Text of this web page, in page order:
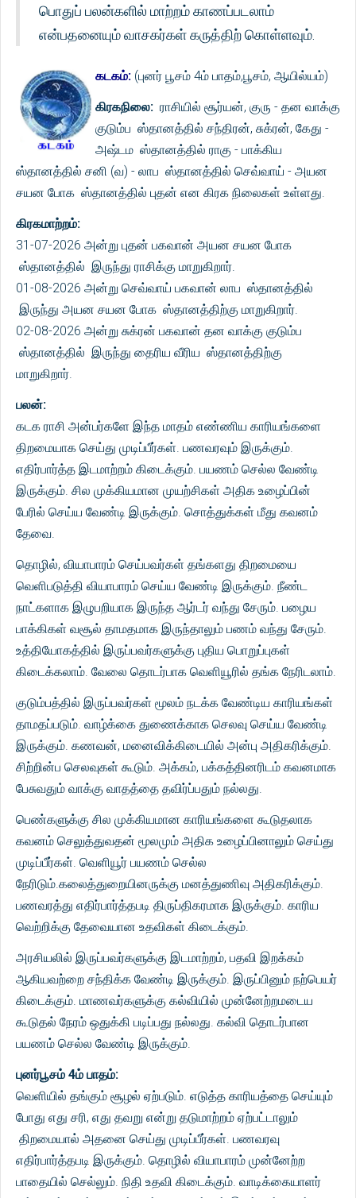
பொதுப் பலன்களில் மாற்றம் காணப்படலாம்
என்பதனையும் வாசகர்கள் கருத்திற் கொள்ளவும்.
கடகம்: (புனர் பூசம் 4ம் பாதம்,பூசம், ஆயில்யம்)
கிரகநிலை: ராசியில் சூர்யன், குரு - தன வாக்கு
குடும்ப ஸ்தானத்தில் சந்திரன், சுக்ரன், கேது -
அஷ்டம ஸ்தானத்தில் ராகு - பாக்கிய
ஸ்தானத்தில் சனி (வ) - லாப ஸ்தானத்தில் செவ்வாய் - அயன
சயன போக ஸ்தானத்தில் புதன் என கிரக நிலைகள் உள்ளது.
கிரகமாற்றம்:
31-07-2026 அன்று புதன் பகவான் அயன சயன போக
ஸ்தானத்தில் இருந்து ராசிக்கு மாறுகிறார்.
01-08-2026 அன்று செவ்வாய் பகவான் லாப ஸ்தானத்தில்
இருந்து அயன சயன போக ஸ்தானத்திற்கு மாறுகிறார்.
02-08-2026 அன்று சுக்ரன் பகவான் தன வாக்கு குடும்ப
ஸ்தானத்தில் இருந்து தைரிய வீரிய ஸ்தானத்திற்கு
மாறுகிறார்.
பலன்:
கடக ராசி அன்பர்களே இந்த மாதம் எண்ணிய காரியங்களை
திறமையாக செய்து முடிப்பீர்கள். பணவரவும் இருக்கும்.
எதிர்பார்த்த இடமாற்றம் கிடைக்கும். பயணம் செல்ல வேண்டி
இருக்கும். சில முக்கியமான முயற்சிகள் அதிக உழைப்பின்
பேரில் செய்ய வேண்டி இருக்கும். சொத்துக்கள் மீது கவனம்
தேவை.
தொழில், வியாபாரம் செய்பவர்கள் தங்களது திறமையை
வெளிபடுத்தி வியாபாரம் செய்ய வேண்டி இருக்கும். நீண்ட
நாட்களாக இழுபறியாக இருந்த ஆர்டர் வந்து சேரும். பழைய
பாக்கிகள் வசூல் தாமதமாக இருந்தாலும் பணம் வந்து சேரும்.
உத்தியோகத்தில் இருப்பவர்களுக்கு புதிய பொறுப்புகள்
கிடைக்கலாம். வேலை தொடர்பாக வெளியூரில் தங்க நேரிடலாம்.
குடும்பத்தில் இருப்பவர்கள் மூலம் நடக்க வேண்டிய காரியங்கள்
தாமதப்படும். வாழ்க்கை துணைக்காக செலவு செய்ய வேண்டி
இருக்கும். கணவன், மனைவிக்கிடையில் அன்பு அதிகரிக்கும்.
சிற்றின்ப செலவுகள் கூடும். அக்கம், பக்கத்தினரிடம் கவனமாக
பேசுவதும் வாக்கு வாதத்தை தவிர்ப்பதும் நல்லது.
பெண்களுக்கு சில முக்கியமான காரியங்களை கூடுதலாக
கவனம் செலுத்துவதன் மூலமும் அதிக உழைப்பினாலும் செய்து
முடிப்பீர்கள். வெளியூர் பயணம் செல்ல
நேரிடும்.கலைத்துறையினருக்கு மனத்துணிவு அதிகரிக்கும்.
பணவரத்து எதிர்பார்த்தபடி திருப்திகரமாக இருக்கும். காரிய
வெற்றிக்கு தேவையான உதவிகள் கிடைக்கும்.
அரசியலில் இருப்பவர்களுக்கு இடமாற்றம், பதவி இறக்கம்
ஆகியவற்றை சந்திக்க வேண்டி இருக்கும். இருப்பினும் நற்பெயர்
கிடைக்கும். மாணவர்களுக்கு கல்வியில் முன்னேற்றமடைய
கூடுதல் நேரம் ஒதுக்கி படிப்பது நல்லது. கல்வி தொடர்பான
பயணம் செல்ல வேண்டி இருக்கும்.
புனர்பூசம் 4ம் பாதம்:
வெளியில் தங்கும் சூழல் ஏற்படும். எடுத்த காரியத்தை செய்யும்
போது எது சரி, எது தவறு என்று தடுமாற்றம் ஏற்பட்டாலும்
திறமையால் அதனை செய்து முடிப்பீர்கள். பணவரவு
எதிர்பார்த்தபடி இருக்கும். தொழில் வியாபாரம் முன்னேற்ற
பாதையில் செல்லும். நிதி உதவி கிடைக்கும். வாடிக்கையாளர்